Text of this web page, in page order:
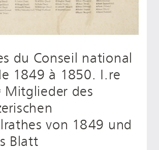
du Conseil national
1849 à 1850. I.re
Mitglieder des
von 1849 und
Blatt